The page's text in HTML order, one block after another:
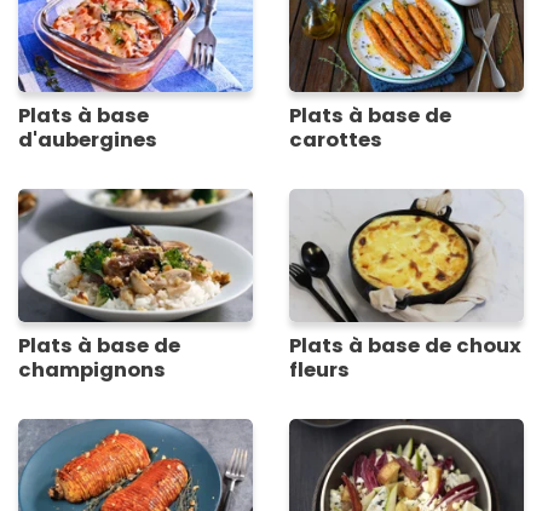
Plats à base
d'aubergines
Plats à base de
carottes
Plats à base de
champignons
Plats à base de choux
fleurs